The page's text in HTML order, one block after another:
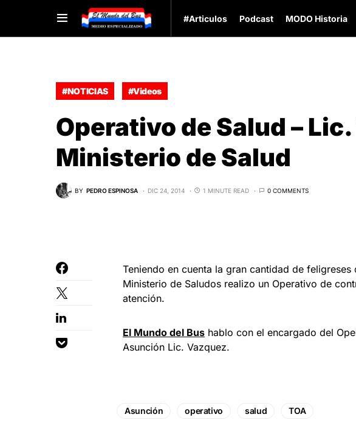
#Articulos Podcast MODO Historia
#NOTICIAS #Videos
Operativo de Salud –
Ministerio de Salud
BY PEDRO ESPINOSA DIC 24, 2014 1 MINUTE READ 0 COMMENTS
Teniendo en cuenta la gran cantidad de
Ministerio de Saludos realizo un Operativo de
atención.
El Mundo del Bus hablo con el encargado del
Asunción Lic. Vazquez.
Asunción operativo salud TOA